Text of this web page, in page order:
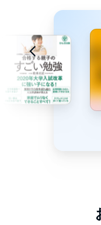
「８人きょうだい、通
この組み合わせを聞い
多いでしょう。実際、
「塾なしは無謀」「8
理だ」という声をたく
しかし、この本をお読
だい」「通塾なし」と
れる開成中学校に合格
親がつきっきりで見る
●子どもを自走させるた